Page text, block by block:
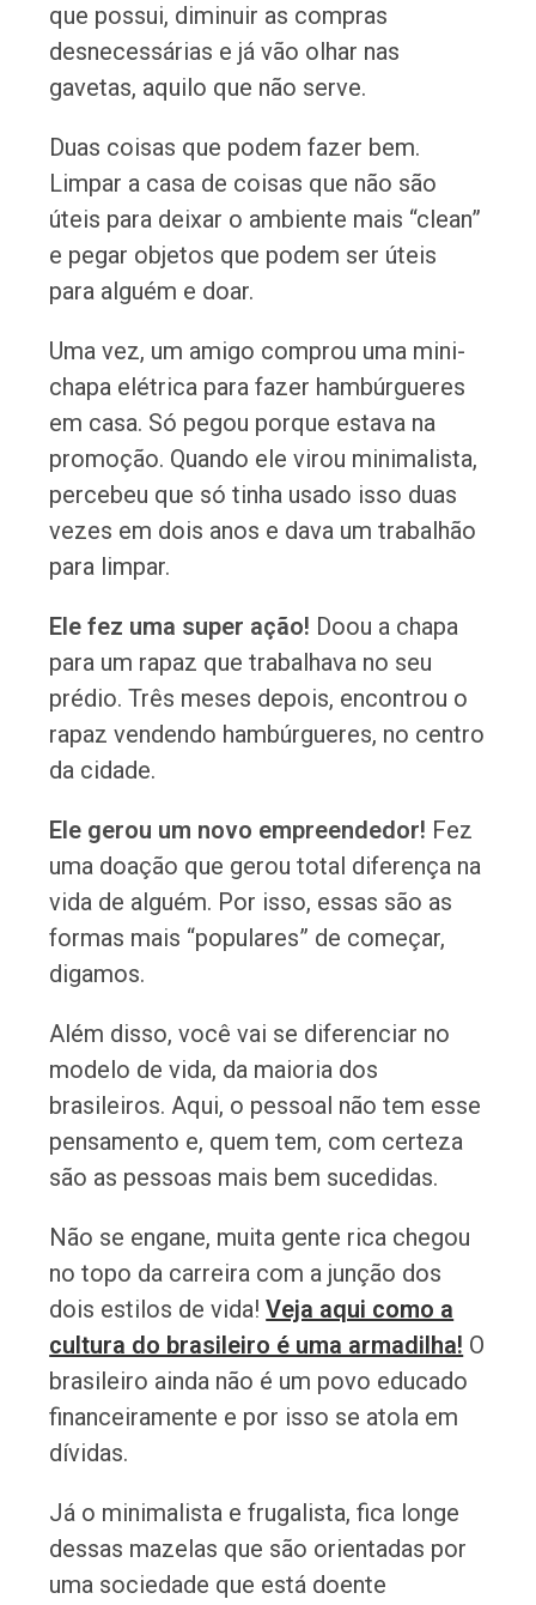
que possui, diminuir as compras
desnecessárias e já vão olhar nas
gavetas, aquilo que não serve.
Duas coisas que podem fazer bem.
Limpar a casa de coisas que não são
úteis para deixar o ambiente mais “clean”
e pegar objetos que podem ser úteis
para alguém e doar.
Uma vez, um amigo comprou uma mini-
chapa elétrica para fazer hambúrgueres
em casa. Só pegou porque estava na
promoção. Quando ele virou minimalista,
percebeu que só tinha usado isso duas
vezes em dois anos e dava um trabalhão
para limpar.
Ele fez uma super ação! Doou a chapa
para um rapaz que trabalhava no seu
prédio. Três meses depois, encontrou o
rapaz vendendo hambúrgueres, no centro
da cidade.
Ele gerou um novo empreendedor! Fez
uma doação que gerou total diferença na
vida de alguém. Por isso, essas são as
formas mais “populares” de começar,
digamos.
Além disso, você vai se diferenciar no
modelo de vida, da maioria dos
brasileiros. Aqui, o pessoal não tem esse
pensamento e, quem tem, com certeza
são as pessoas mais bem sucedidas.
Não se engane, muita gente rica chegou
no topo da carreira com a junção dos
dois estilos de vida!Veja aqui como a
cultura do brasileiro é uma armadilha! O
brasileiro ainda não é um povo educado
financeiramente e por isso se atola em
dívidas.
Já o minimalista e frugalista, fica longe
dessas mazelas que são orientadas por
uma sociedade que está doente